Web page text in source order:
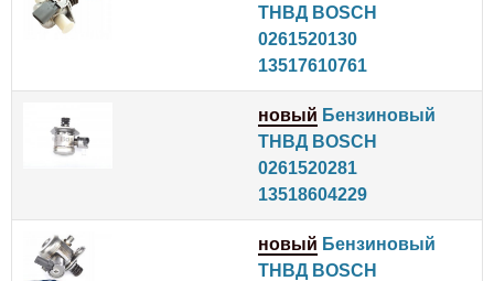
ТНВД BOSCH
0261520130
13517610761
новый Бензиновый
ТНВД BOSCH
0261520281
13518604229
новый Бензиновый
ТНВД BOSCH